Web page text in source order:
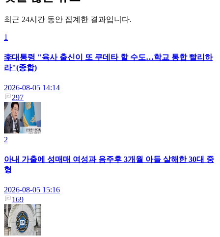
최근 24시간 동안 집계한 결과입니다.
1
李대통령 "육사 출신이 또 쿠데타 할 수도…학교 통합 빨리하
라"(종합)
2026-08-05 14:14
297
2
아내 가출에 성매매 여성과 음주후 3개월 아들 살해한 30대 중
형
2026-08-05 15:16
169